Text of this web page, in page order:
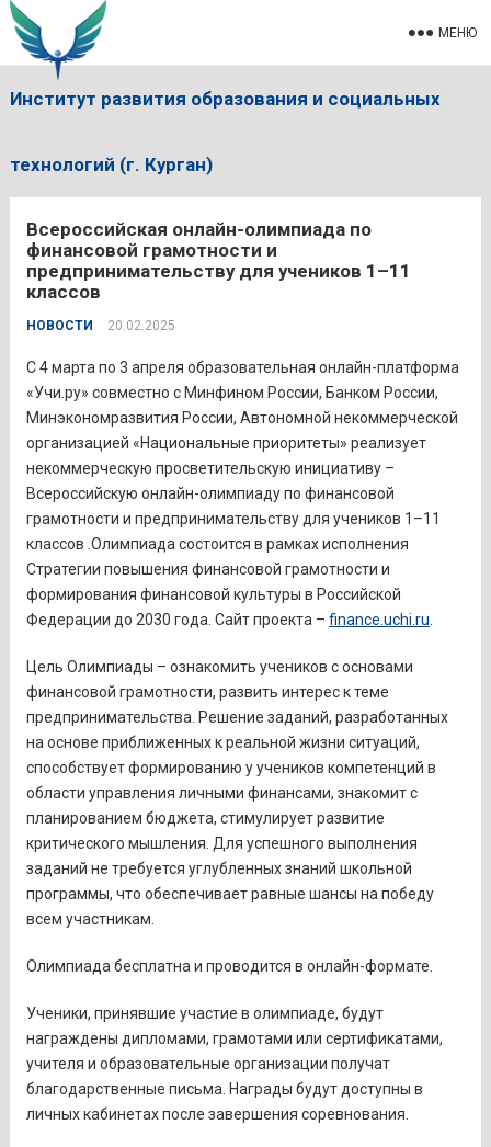
Институт развития образования и социальных
технологий (г. Курган)
МЕНЮ
Всероссийская онлайн-олимпиада по
финансовой грамотности и
предпринимательству для учеников 1–11
классов
НОВОСТИ 20.02.2025
С 4 марта по 3 апреля образовательная онлайн-платформа
«Учи.ру» совместно с Минфином России, Банком России,
Минэкономразвития России, Автономной некоммерческой
организацией «Национальные приоритеты» реализует
некоммерческую просветительскую инициативу –
Всероссийскую онлайн-олимпиаду по финансовой
грамотности и предпринимательству для учеников 1–11
классов .Олимпиада состоится в рамках исполнения
Стратегии повышения финансовой грамотности и
формирования финансовой культуры в Российской
Федерации до 2030 года. Сайт проекта – finance.uchi.ru
Цель Олимпиады – ознакомить учеников с основами
финансовой грамотности, развить интерес к теме
предпринимательства. Решение заданий, разработанных
на основе приближенных к реальной жизни ситуаций,
способствует формированию у учеников компетенций в
области управления личными финансами, знакомит с
планированием бюджета, стимулирует развитие
критического мышления. Для успешного выполнения
заданий не требуется углубленных знаний школьной
программы, что обеспечивает равные шансы на победу
всем участникам.
Олимпиада бесплатна и проводится в онлайн-формате.
Ученики, принявшие участие в олимпиаде, будут
награждены дипломами, грамотами или сертификатами,
учителя и образовательные организации получат
благодарственные письма. Награды будут доступны в
личных кабинетах после завершения соревнования.